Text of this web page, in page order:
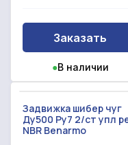
Заказать
●В наличии
Задвижка шибер чуг
Ду500 Ру7 2/ст упл
NBR Benarmo
Даю согласие на
Даю согласие на